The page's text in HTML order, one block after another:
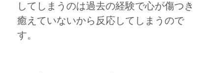
してしまうのは過去の経験で心が傷つき
癒えていないから反応してしまうので
す。